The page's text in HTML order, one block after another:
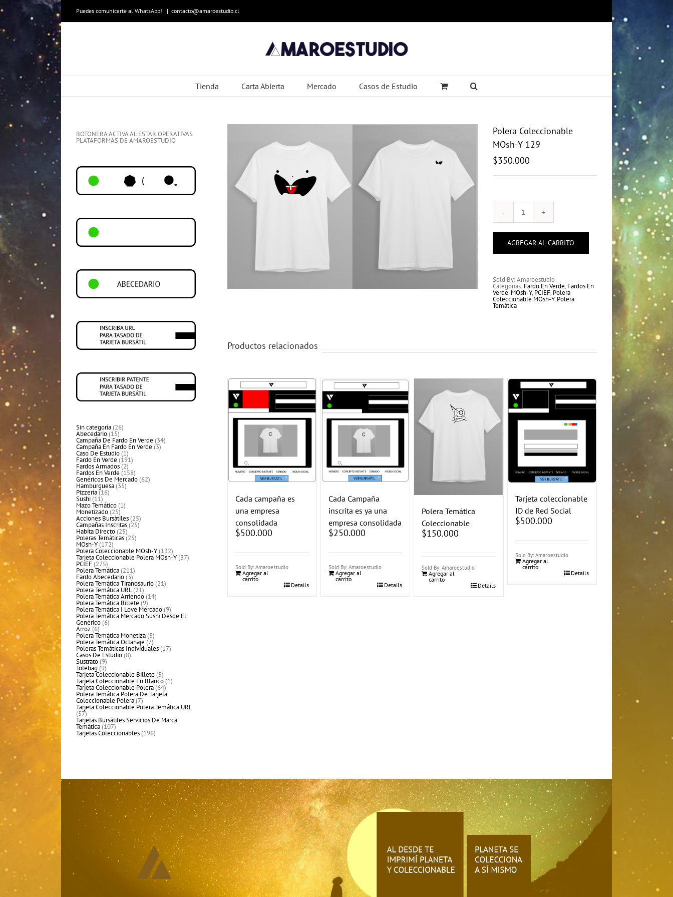
to
content
Puedes comunicarte al WhatsApp! | contacto@amaroestudio.cl
Tienda Carta Abierta Mercado Casos de Estudio
Polera Coleccionable
MOsh-Y 129
$350.000
Polera
Coleccionable
Y
129
cantidad
AGREGAR AL CARRITO
Sold By: Amaroestudio
Categorías: Fardo En Verde, Fardos En
Verde, MOsh-Y, PCIEF, Polera
Coleccionable MOsh-Y, Polera
Temática
Productos relacionados
Cada campaña es
una empresa
consolidada
$500.000
Sold By: Amaroestudio
Agregar al
carrito
Details
Cada Campaña
inscrita es ya una
empresa consolidada
$250.000
Sold By: Amaroestudio
Agregar al
carrito
Details
Polera Temática
Coleccionable
$150.000
Sold By: Amaroestudio
Agregar al
carrito
Details
Tarjeta coleccionable
ID de Red Social
$500.000
Sold By: Amaroestudio
Agregar al
carrito
Details
BOTONERA ACTIVA AL ESTAR OPERATIVAS
PLATAFORMAS DE AMAROESTUDIO
Sin categoría 2626
productos
Abecedario 1515
productos
Campaña De Fardo En Verde 3434
productos
Campaña En Fardo En Verde 33
productos
Caso De Estudio 11
producto
Fardo En Verde 191191
productos
Fardos Armados 22
productos
Fardos En Verde 158158
productos
Genéricos De Mercado 6262
productos
Hamburguesa 3535
productos
Pizzería 1616
productos
Sushi 1111
productos
Mazo Temático 11
producto
Monetizado 2525
productos
Acciones Bursátiles 2525
productos
Campañas Inscritas 2525
productos
Habita Directo 2525
productos
Poleras Temáticas 2525
productos
MOsh-Y 172172
productos
Polera Coleccionable MOsh-Y 132132
productos
Tarjeta Coleccionable Polera MOsh-Y 3737
productos
PCIEF 275275
productos
Polera Temática 211211
productos
Fardo Abecedario 33
productos
Polera Temática Tiranosaurio 2121
productos
Polera Temática URL 2121
productos
Polera Temática Arriendo 1414
productos
Polera Temática Billete 99
productos
Polera Temática I Love Mercado 99
productos
Polera Temática Mercado Sushi Desde El
Genérico 66
productos
Arroz 66
productos
Polera Temática Monetiza 55
productos
Polera Temática Octanaje 77
productos
Poleras Temáticas Individuales 1717
productos
Casos De Estudio 88
productos
Sustrato 99
productos
Totebag 99
productos
Tarjeta Coleccionable Billete 55
productos
Tarjeta Coleccionable En Blanco 11
producto
Tarjeta Coleccionable Polera 6464
productos
Polera Temática Polera De Tarjeta
Coleccionable Polera 77
productos
Tarjeta Coleccionable Polera Temática URL
5757
productos
Tarjetas Bursátiles Servicios De Marca
Temática 107107
productos
Tarjetas Coleccionables 196196
productos